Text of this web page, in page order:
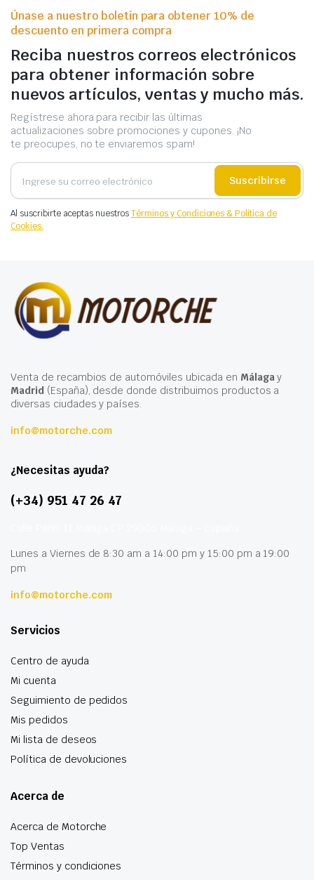
Únase a nuestro boletín para obtener 10% de
descuento en primera compra
Reciba nuestros correos electrónicos
para obtener información sobre
nuevos artículos, ventas y mucho más.
Regístrese ahora para recibir las últimas
actualizaciones sobre promociones y cupones. ¡No
te preocupes, no te enviaremos spam!
Suscribirse
Al suscribirte aceptas nuestrosTérminos y Condiciones & Política de
Cookies.
Venta de recambios de automóviles ubicada en Málagay
Madrid(España), desde donde distribuimos productos a
diversas ciudades y países.
info@motorche.com
¿Necesitas ayuda?
(+34) 951 47 26 47
Lunes a Viernes de 8:30 am a 14:00 pm y 15:00 pm a 19:00
pm
info@motorche.com
Servicios
Centro de ayuda
Mi cuenta
Seguimiento de pedidos
Mis pedidos
Mi lista de deseos
Política de devoluciones
Acerca de
Acerca de Motorche
Top Ventas
Términos y condiciones